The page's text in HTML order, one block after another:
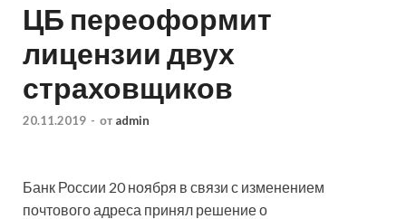
ЦБ переоформит
лицензии двух
страховщиков
20.11.2019 - от admin
Банк России 20 ноября в связи с изменением
почтового адреса принял решение о